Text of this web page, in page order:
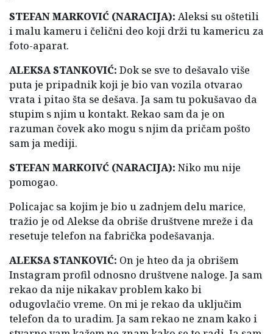
STEFAN MARKOVIĆ (NARACIJA): Aleksi su oštetili
i malu kameru i čelični deo koji drži tu kamericu za
foto-aparat.
ALEKSA STANKOVIĆ: Dok se sve to dešavalo više
puta je pripadnik koji je bio van vozila otvarao
vrata i pitao šta se dešava. Ja sam tu pokušavao da
stupim s njim u kontakt. Rekao sam da je on
razuman čovek ako mogu s njim da pričam pošto
sam ja mediji.
STEFAN MARKOIVĆ (NARACIJA): Niko mu nije
pomogao.
Policajac sa kojim je bio u zadnjem delu marice,
tražio je od Alekse da obriše društvene mreže i da
resetuje telefon na fabrička podešavanja.
ALEKSA STANKOVIĆ: On je hteo da ja obrišem
Instagram profil odnosno društvene naloge. Ja sam
rekao da nije nikakav problem kako bi
odugovlačio vreme. On mi je rekao da uključim
telefon da to uradim. Ja sam rekao ne znam kako i